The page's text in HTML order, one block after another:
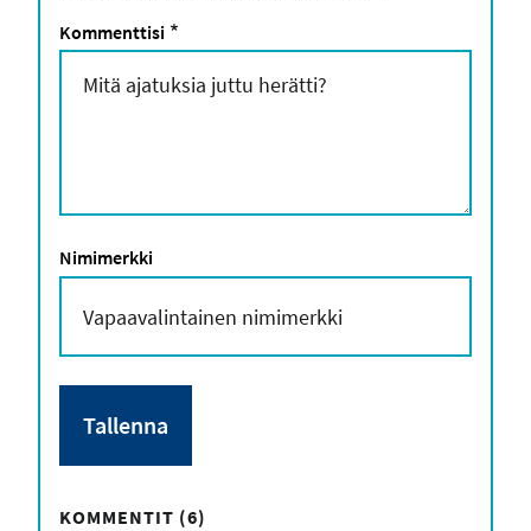
Kommenttisi *
Nimimerkki
KOMMENTIT (6)